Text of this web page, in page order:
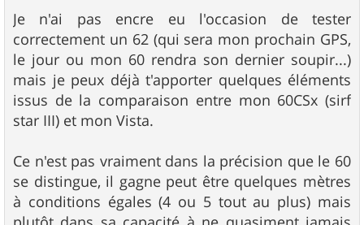
s
s
a
g
e
Je n'ai pas encre eu l'occasion de tester
correctement un 62 (qui sera mon prochain GPS,
le jour ou mon 60 rendra son dernier soupir...)
mais je peux déjà t'apporter quelques éléments
issus de la comparaison entre mon 60CSx (sirf
star III) et mon Vista.
Ce n'est pas vraiment dans la précision que le 60
se distingue, il gagne peut être quelques mètres
à conditions égales (4 ou 5 tout au plus) mais